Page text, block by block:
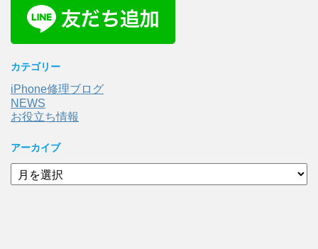
カテゴリー
iPhone修理ブログ
NEWS
お役立ち情報
アーカイブ
ア
ー